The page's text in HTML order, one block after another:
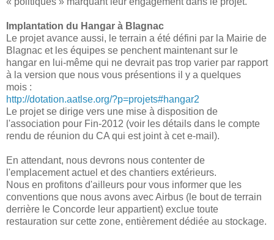
Implantation du Hangar à Blagnac
Le projet avance aussi, le terrain a été défini par la Mairie de
Blagnac et les équipes se penchent maintenant sur le
hangar en lui-même qui ne devrait pas trop varier par rapport
à la version que nous vous présentions il y a quelques
mois :
http://dotation.aatlse.org/?p=projets#hangar2
Le projet se dirige vers une mise à disposition de
l'association pour Fin-2012 (voir les détails dans le compte
rendu de réunion du CA qui est joint à cet e-mail).
En attendant, nous devrons nous contenter de
l'emplacement actuel et des chantiers extérieurs.
Nous en profitons d'ailleurs pour vous informer que les
conventions que nous avons avec Airbus (le bout de terrain
derrière le Concorde leur appartient) exclue toute
restauration sur cette zone, entièrement dédiée au stockage.